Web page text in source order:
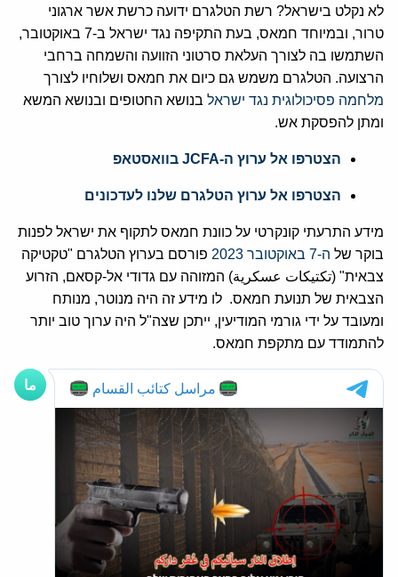
לא נקלט בישראל? רשת הטלגרם ידועה כרשת אשר ארגוני
טרור, ובמיוחד חמאס, בעת התקיפה נגד ישראל ב-7 באוקטובר,
השתמשו בה לצורך העלאת סרטוני הזוועה והשמחה ברחבי
הרצועה. הטלגרם משמש גם כיום את חמאס ושלוחיו לצורך
מלחמה פסיכולוגית נגד ישראל בנושא החטופים ובנושא המשא
ומתן להפסקת אש.
הצטרפו אל ערוץ ה-JCFA בוואסטאפ
הצטרפו אל ערוץ הטלגרם שלנו לעדכונים
מידע התרעתי קונקרטי על כוונת חמאס לתקוף את ישראל לפנות
בוקר של ה-7 באוקטובר 2023
פורסם בערוץ הטלגרם "טקטיקה
צבאית" (تكتيكات عسكرية) המזוהה עם גדודי אל-קסאם, הזרוע
הצבאית של תנועת חמאס. לו מידע זה היה מנוטר, מנותח
ומעובד על ידי גורמי המודיעין, ייתכן שצה"ל היה ערוך טוב יותר
להתמודד עם מתקפת חמאס.